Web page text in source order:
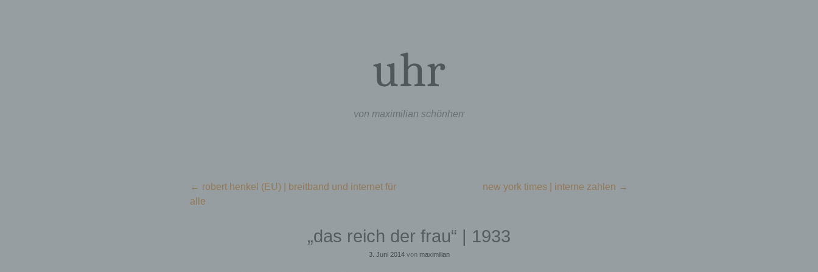
uhr
von maximilian schönherr
Beitragsnavigation
← robert henkel (EU) | breitband und internet für
alle
new york times | interne zahlen →
„das reich der frau“ | 1933
3. Juni 2014von maximilian